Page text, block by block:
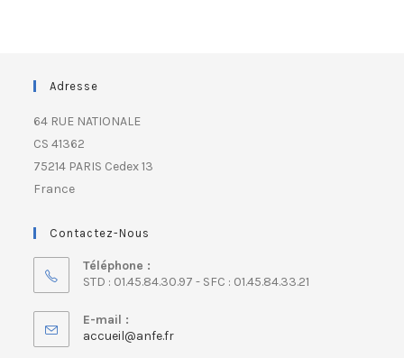
Adresse
64 RUE NATIONALE
CS 41362
75214 PARIS Cedex 13
France
Contactez-Nous
Téléphone :
STD : 01.45.84.30.97 - SFC : 01.45.84.33.21
E-mail :
accueil@anfe.fr